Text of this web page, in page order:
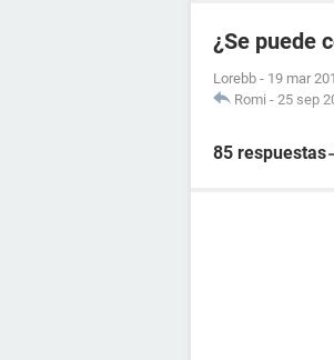
¿Se puede
Lorebb - 19 mar
Romi - 25 sep
85 respuestas